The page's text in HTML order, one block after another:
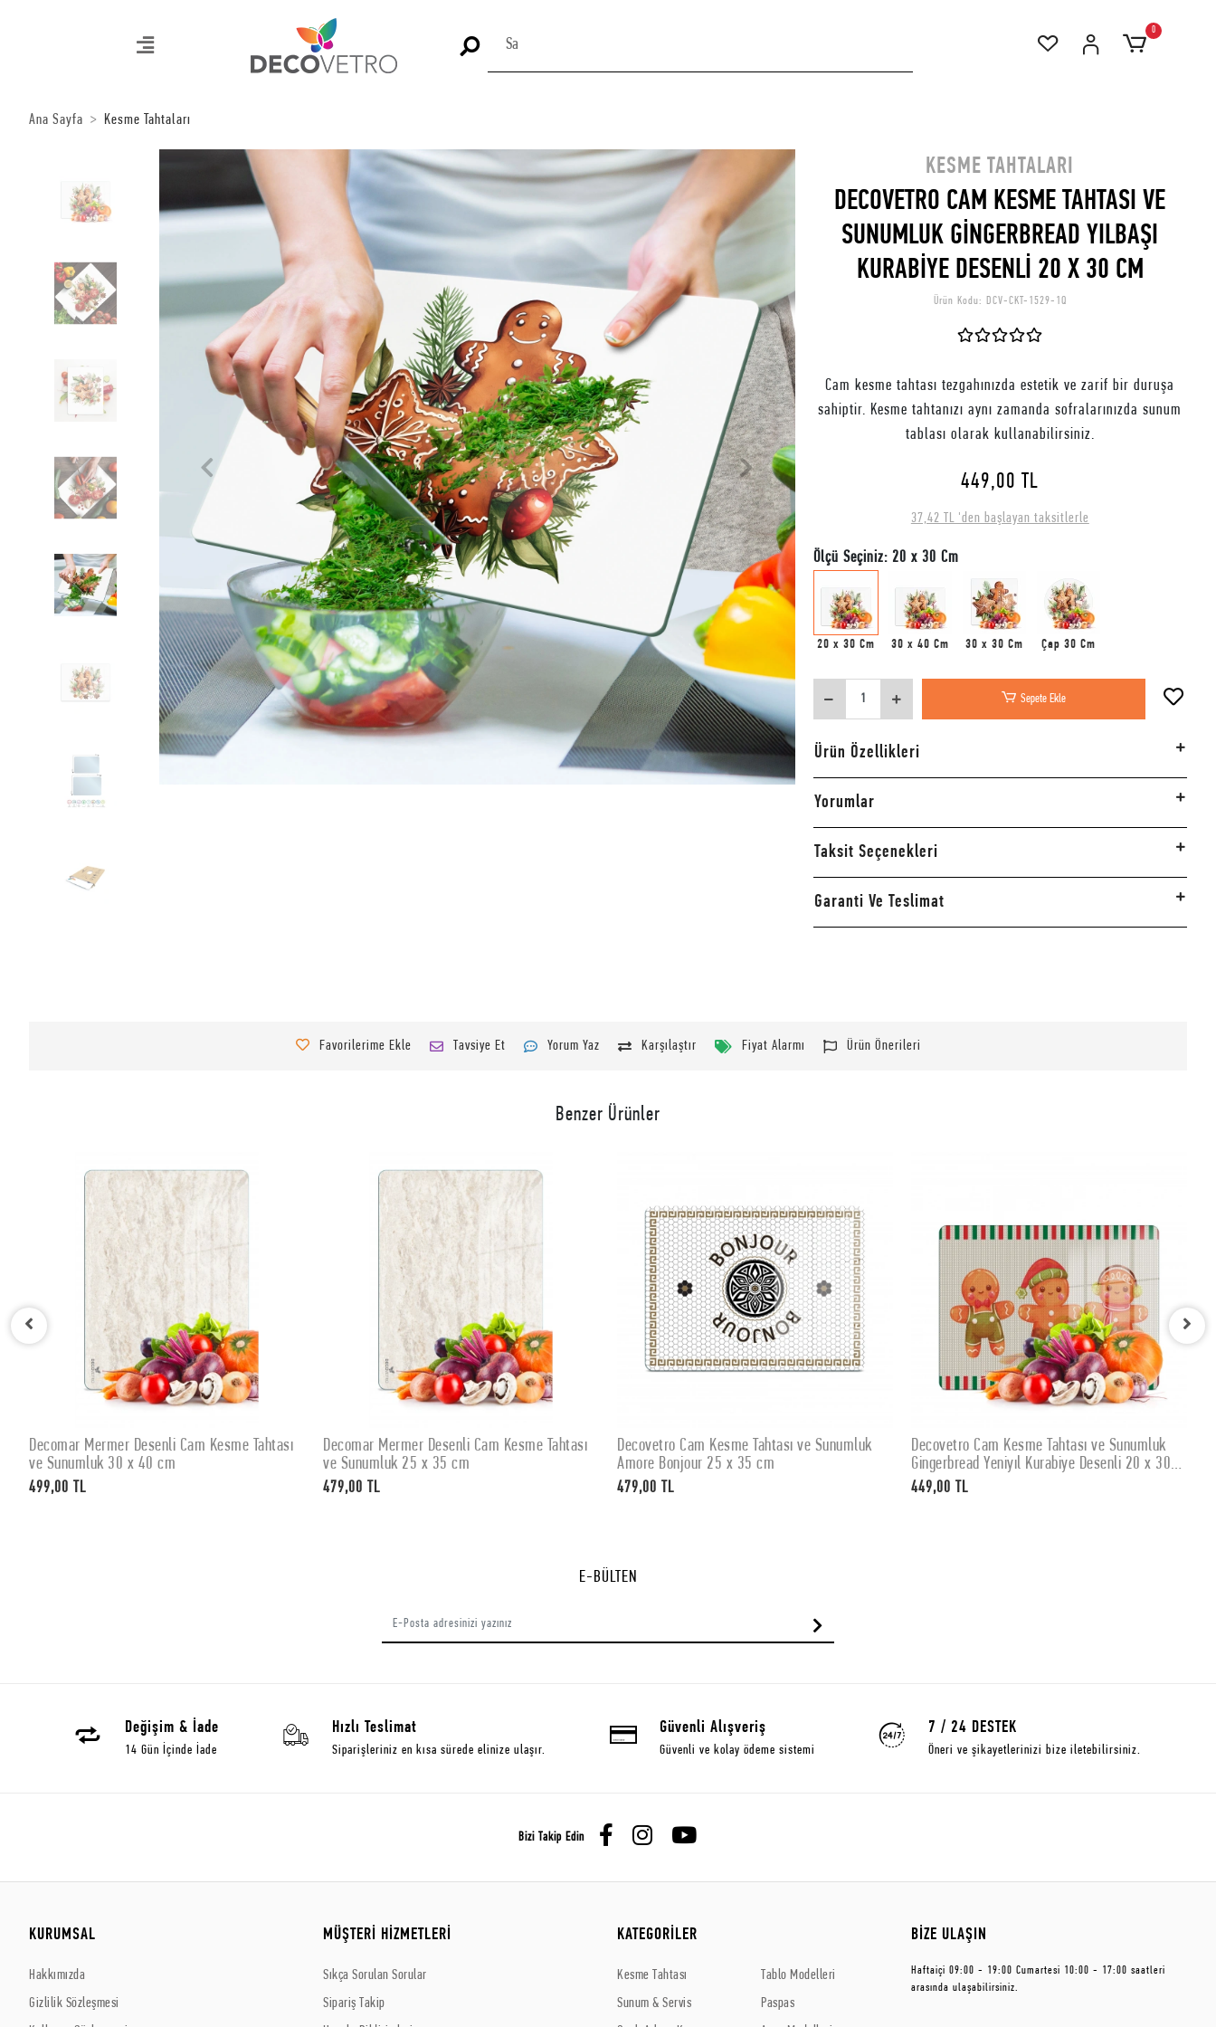
0
Ana Sayfa Kesme Tahtaları
KESME TAHTALARI
DECOVETRO CAM KESME TAHTASI VE
SUNUMLUK GİNGERBREAD YILBAŞI
KURABİYE DESENLİ 20 X 30 CM
Ürün Kodu: DCV-CKT-1529-1Q
Cam kesme tahtası tezgahınızda estetik ve zarif bir duruşa
sahiptir. Kesme tahtanızı aynı zamanda sofralarınızda sunum
tablası olarak kullanabilirsiniz.
449,00 TL
37,42 TL 'den başlayan taksitlerle
Ölçü Seçiniz: 20 x 30 Cm
20 x 30 Cm 30 x 40 Cm 30 x 30 Cm Çap 30 Cm
Sepete Ekle
Ürün Özellikleri
Yorumlar
Taksit Seçenekleri
Garanti Ve Teslimat
Favorilerime Ekle Tavsiye Et Yorum Yaz Karşılaştır Fiyat Alarmı Ürün Önerileri
Benzer Ürünler
SEPETE EKLE
Decomar Mermer Desenli Cam Kesme Tahtası
ve Sunumluk 30 x 40 cm
499,00 TL
SEPETE EKLE
Decomar Mermer Desenli Cam Kesme Tahtası
ve Sunumluk 25 x 35 cm
479,00 TL
SEPETE EKLE
Decovetro Cam Kesme Tahtası ve Sunumluk
Amore Bonjour 25 x 35 cm
479,00 TL
SEPETE EKLE
Decovetro Cam Kesme Tahtası ve Sunumluk
Gingerbread Yeniyıl Kurabiye Desenli 20 x 30
cm
449,00 TL
E-BÜLTEN
Değişim & İade
14 Gün İçinde İade
Hızlı Teslimat
Siparişleriniz en kısa sürede elinize ulaşır.
Güvenli Alışveriş
Güvenli ve kolay ödeme sistemi
7 / 24 DESTEK
Öneri ve şikayetlerinizi bize iletebilirsiniz.
Bizi Takip Edin
KURUMSAL
Hakkımızda
Gizlilik Sözleşmesi
MÜŞTERİ HİZMETLERİ
Sıkça Sorulan Sorular
Sipariş Takip
KATEGORİLER
Kesme Tahtası
Sunum & Servis
Tablo Modelleri
Paspas
BİZE ULAŞIN
Haftaiçi 09:00 - 19:00 Cumartesi 10:00 - 17:00 saatleri
arasında ulaşabilirsiniz.